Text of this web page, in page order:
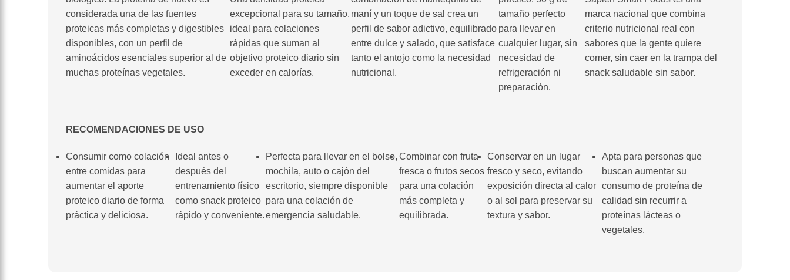
considerada una de las fuentes
proteicas más completas y digestibles
disponibles, con un perfil de
aminoácidos esenciales superior al de
muchas proteínas vegetales.
excepcional para su tamaño,
ideal para colaciones
rápidas que suman al
objetivo proteico diario sin
exceder en calorías.
maní y un toque de sal crea un
perfil de sabor adictivo, equilibrado
entre dulce y salado, que satisface
tanto el antojo como la necesidad
nutricional.
tamaño perfecto
para llevar en
cualquier lugar, sin
necesidad de
refrigeración ni
preparación.
marca nacional que combina
criterio nutricional real con
sabores que la gente quiere
comer, sin caer en la trampa del
snack saludable sin sabor.
RECOMENDACIONES DE USO
Consumir como colación
entre comidas para
aumentar el aporte
proteico diario de forma
práctica y deliciosa.
Ideal antes o
después del
entrenamiento físico
como snack proteico
rápido y conveniente.
Perfecta para llevar en el bolso,
mochila, auto o cajón del
escritorio, siempre disponible
para una colación de
emergencia saludable.
Combinar con fruta
fresca o frutos secos
para una colación
más completa y
equilibrada.
Conservar en un lugar
fresco y seco, evitando
exposición directa al calor
o al sol para preservar su
textura y sabor.
Apta para personas que
buscan aumentar su
consumo de proteína de
calidad sin recurrir a
proteínas lácteas o
vegetales.